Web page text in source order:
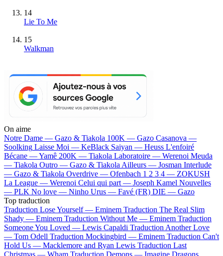
14
Lie To Me
15
Walkman
On aime
Notre Dame — Gazo & Tiakola 100K — Gazo Casanova —
Soolking Laisse Moi — KeBlack Saiyan — Heuss L'enfoiré
Bécane —Yamê 200K — Tiakola Laboratoire — Werenoi Meuda
— Tiakola Outro — Gazo & Tiakola Ailleurs — Josman Interlude
— Gazo & Tiakola Overdrive — Ofenbach 1 2 3 4 — ZOKUSH
La League — Werenoi Celui qui part — Joseph Kamel Nouvelles
— PLK No love — Ninho Urus — Favé (FR) DIE — Gazo
Top traduction
Traduction Lose Yourself — Eminem Traduction The Real Slim
Shady — Eminem Traduction Without Me — Eminem Traduction
Someone You Loved — Lewis Capaldi Traduction Another Love
— Tom Odell Traduction Mockingbird — Eminem Traduction Can't
Hold Us — Macklemore and Ryan Lewis Traduction Last